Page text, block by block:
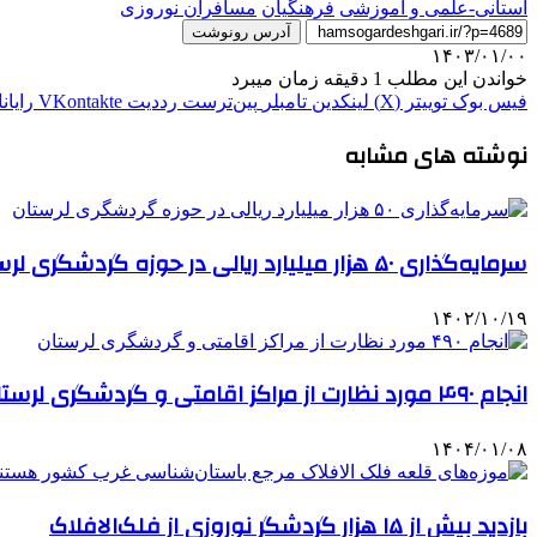
استانی-علمی و آموزشی فرهنگیان مسافران نوروزی
آدرس رونوشت
۱۴۰۳/۰۱/۰۰
خواندن این مطلب 1 دقیقه زمان میبرد
فیس بوک توییتر (X) لینکدین ‫تامبلر ‫پین‌ترست ‫رددیت ‫VKontakte
نوشته های مشابه
سرمایه‌گذاری ۵۰ هزار میلیارد ریالی در حوزه گردشگری لرستان
۱۴۰۲/۱۰/۱۹
انجام ۴۹۰ مورد نظارت از مراکز اقامتی و گردشگری لرستان
۱۴۰۴/۰۱/۰۸
بازدید بیش از ۱۵ هزار گردشگر نوروزی از فلک‌الافلاک